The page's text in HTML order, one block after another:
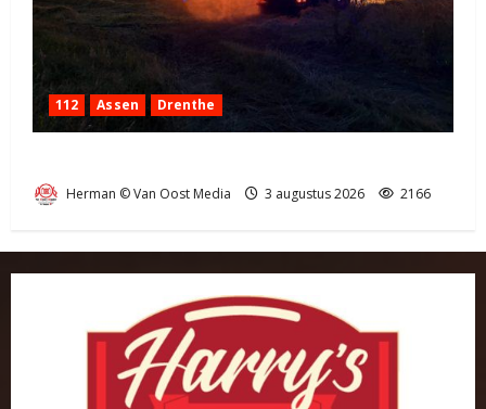
112 Assen Drenthe
Herman © Van Oost Media 3 augustus 2026 2166